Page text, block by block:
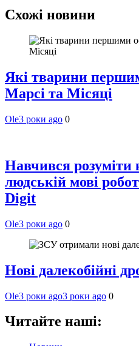
Схожі новини
Які тварини
Марсі та Місяці
Ole3 роки ago 0
Навчився розуміти
людській мові
Digit
Ole3 роки ago 0
Нові далекобійні
Ole3 роки ago3 роки ago 0
Читайте наші: